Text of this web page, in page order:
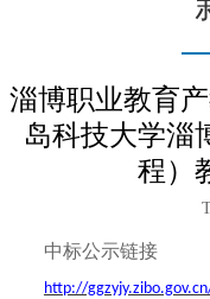
淄博职业教育
岛科技大学淄
程）
中标公示链接
http://